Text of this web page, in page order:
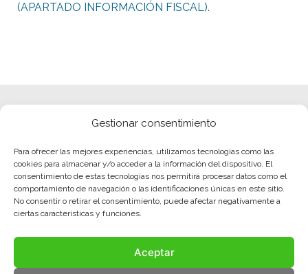
Gestionar consentimiento
Para ofrecer las mejores experiencias, utilizamos tecnologías como las
cookies para almacenar y/o acceder a la información del dispositivo. El
consentimiento de estas tecnologías nos permitirá procesar datos como el
comportamiento de navegación o las identificaciones únicas en este sitio.
No consentir o retirar el consentimiento, puede afectar negativamente a
ciertas características y funciones.
Aceptar
(APARTADO INFORMACIÓN FISCAL).